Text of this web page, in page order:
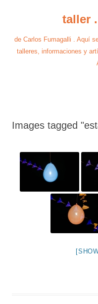
taller
de Carlos Fumagalli . Aquí
talleres, informaciones y
Images tagged